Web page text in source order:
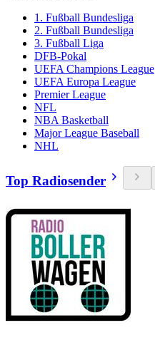
1. Fußball Bundesliga
2. Fußball Bundesliga
3. Fußball Liga
DFB-Pokal
UEFA Champions League
UEFA Europa League
Premier League
NFL
NBA Basketball
Major League Baseball
NHL
Top Radiosender